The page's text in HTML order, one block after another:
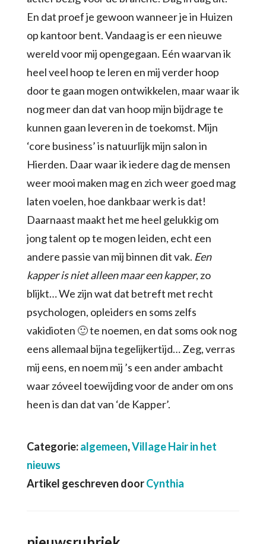
En dat proef je gewoon wanneer je in Huizen
op kantoor bent. Vandaag is er een nieuwe
wereld voor mij opengegaan. Eén waarvan ik
heel veel hoop te leren en mij verder hoop
door te gaan mogen ontwikkelen, maar waar ik
nog meer dan dat van hoop mijn bijdrage te
kunnen gaan leveren in de toekomst. Mijn
‘core business’ is natuurlijk mijn salon in
Hierden. Daar waar ik iedere dag de mensen
weer mooi maken mag en zich weer goed mag
laten voelen, hoe dankbaar werk is dat!
Daarnaast maakt het me heel gelukkig om
jong talent op te mogen leiden, echt een
andere passie van mij binnen dit vak. Een
kapper is niet alleen maar een kapper, zo
blijkt… We zijn wat dat betreft met recht
psychologen, opleiders en soms zelfs
vakidioten 🙂 te noemen, en dat soms ook nog
eens allemaal bijna tegelijkertijd… Zeg, verras
mij eens, en noem mij ’s een ander ambacht
waar zóveel toewijding voor de ander om ons
heen is dan dat van ‘de Kapper’.
Categorie:algemeen,Village Hair in het
nieuws
Artikel geschreven doorCynthia